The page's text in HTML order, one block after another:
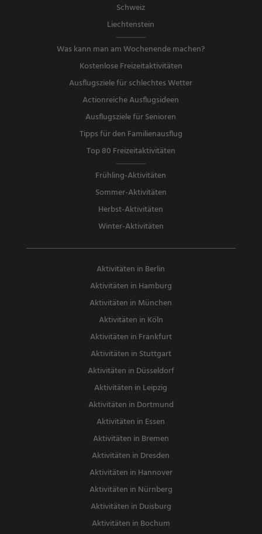
Schweiz
Liechtenstein
Was kann man am Wochenende machen?
Kostenlose Freizeitaktivitäten
Ausflugsziele für schlechtes Wetter
Actionreiche Ausflugsideen
Ausflugsziele für Senioren
Tipps für den Familienausflug
Top 80 Freizeitaktivitäten
Frühling-Aktivitäten
Sommer-Aktivitäten
Herbst-Aktivitäten
Winter-Aktivitäten
Aktivitäten in Berlin
Aktivitäten in Hamburg
Aktivitäten in München
Aktivitäten in Köln
Aktivitäten in Frankfurt
Aktivitäten in Stuttgart
Aktivitäten in Düsseldorf
Aktivitäten in Leipzig
Aktivitäten in Dortmund
Aktivitäten in Essen
Aktivitäten in Bremen
Aktivitäten in Dresden
Aktivitäten in Hannover
Aktivitäten in Nürnberg
Aktivitäten in Duisburg
Aktivitäten in Bochum